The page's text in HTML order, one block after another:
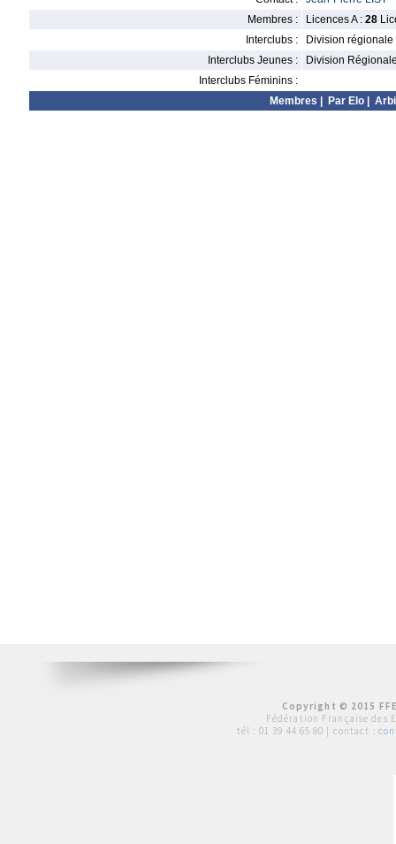
Membres :
Licences A : 28
Interclubs :
Division régionale
Interclubs Jeunes :
Division
Interclubs Féminins :
Membres
Par Elo
Copyright © 2015
Fédération Française des
tél : 01 39 44 65 80 | contact :